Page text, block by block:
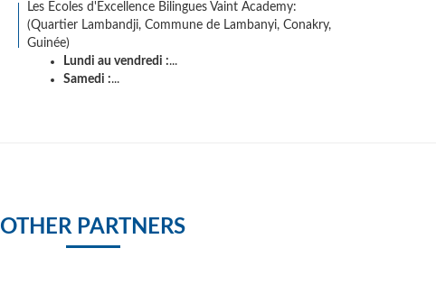
Les Ecoles d'Excellence Bilingues Vaint Academy:
(Quartier Lambandji, Commune de Lambanyi, Conakry,
Guinée)
Lundi au vendredi :...
Samedi :...
OTHER PARTNERS